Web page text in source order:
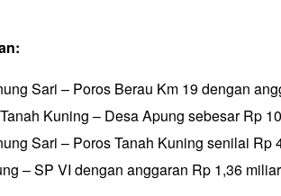
Sari – Poros Berau Km 19 dengan
Kuning – Desa Apung sebesar Rp
Sari – Poros Tanah Kuning senilai Rp
– SP VI dengan anggaran Rp 1,36 miliar